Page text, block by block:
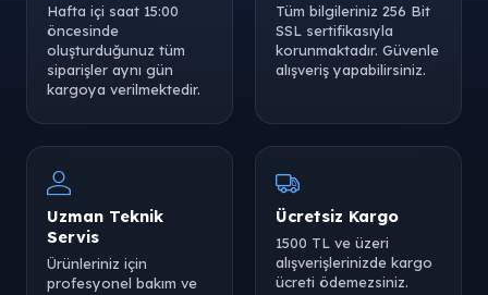
Hafta içi saat 15:00
öncesinde
oluşturduğunuz tüm
siparişler aynı gün
kargoya verilmektedir.
Tüm bilgileriniz 256 Bit
SSL sertifikasıyla
korunmaktadır. Güvenle
alışveriş yapabilirsiniz.
Uzman Teknik
Servis
Ürünleriniz için
profesyonel bakım ve
Ücretsiz Kargo
1500 TL ve üzeri
alışverişlerinizde kargo
ücreti ödemezsiniz.